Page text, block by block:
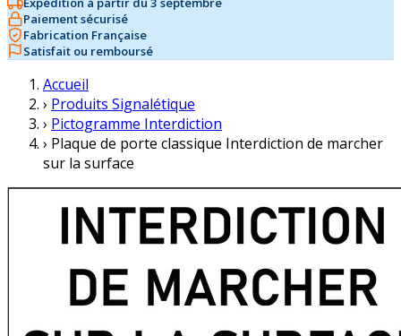
Paiement sécurisé
Fabrication Française
Satisfait ou remboursé
Accueil
› Produits Signalétique
› Pictogramme Interdiction
› Plaque de porte classique Interdiction de marcher
sur la surface